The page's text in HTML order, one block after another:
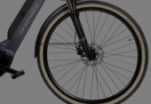
Climatiseur -
Ventilateur